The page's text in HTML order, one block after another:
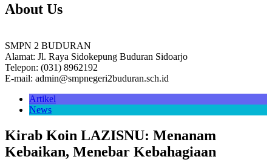
About Us
SMPN 2 BUDURAN
Alamat: Jl. Raya Sidokepung Buduran Sidoarjo
Telepon: (031) 8962192
E-mail: admin@smpnegeri2buduran.sch.id
Artikel
News
Kirab Koin LAZISNU: Menanam
Kebaikan, Menebar Kebahagiaan